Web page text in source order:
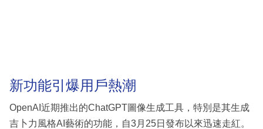
新功能引爆用戶熱潮
OpenAI近期推出的ChatGPT圖像生成工具，特別是其生成
吉卜力風格AI藝術的功能，自3月25日發布以來迅速走紅。